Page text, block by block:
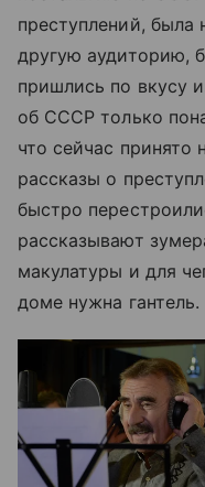
преступлений, была
другую аудиторию,
пришлись по вкусу
об СССР только
что сейчас
рассказы о
быстро
рассказывают
макулатуры и для
доме нужна гантель.